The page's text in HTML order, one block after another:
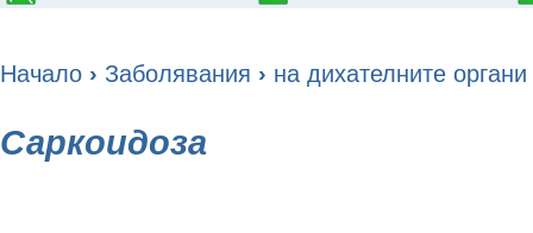
Начало › Заболявания › на дихателните
Саркоидоза